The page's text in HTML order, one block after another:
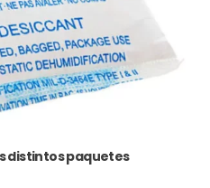
distintos paquetes